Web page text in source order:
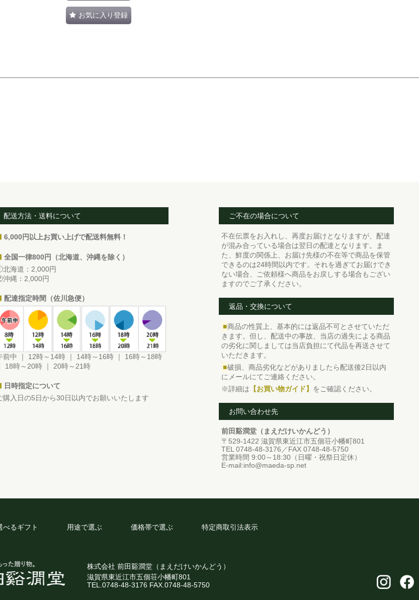
お気に入り登録
配送方法・送料について
6,000円以上お買い上げで配送料無料！
全国一律800円（北海道、沖縄を除く）
海道：2,000円
縄：2,000円
配達指定時間（佐川急便）
前中 ｜ 12時～14時 ｜ 14時～16時 ｜ 16時～18時
18時～20時 ｜ 20時～21時
日時指定について
購入日の5日から30日以内でお願いいたします
ご不在の場合について
不在伝票をお入れし、再度お届けとなりますが、配達
が混み合っている場合は翌日の配達となります。ま
た、鮮度の関係上、お届け先様の不在等で商品を保管
できるのは24時間以内です。それを過ぎてお届けでき
ない場合、ご依頼様へ商品をお戻しする場合もござい
ますのでご了承ください。
返品・交換について
■商品の性質上、基本的には返品不可とさせていただ
きます。但し、配送中の事故、当店の過失による商品
の劣化に関しましては当店負担にて代品を再送させて
いただきます。
■破損、商品劣化などがありましたら配送後2日以内
にメールにてご連絡ください。
※詳細は 【お買い物ガイド】 をご確認ください。
お問い合わせ先
前田谿澗堂（まえだけいかんどう）
〒529-1422 滋賀県東近江市五個荘小幡町801
TEL 0748-48-3176／FAX 0748-48-5750
営業時間 9:00～18:30（日曜・祝祭日定休）
E-mail:info@maeda-sp.net
べるギフト 用途で選ぶ 価格帯で選ぶ 特定商取引法表示
株式会社 前田谿澗堂（まえだけいかんどう）
滋賀県東近江市五個荘小幡町801
TEL.0748-48-3176 FAX.0748-48-5750